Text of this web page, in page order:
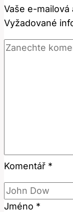
Vaše e-
Vyžadované
Komentář *
Jméno *